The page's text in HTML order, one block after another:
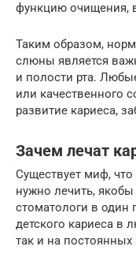
функцию очищения,
Таким образом,
слюны является
и полости рта.
или качественного
развитие кариеса,
Зачем лечат
Существует миф,
нужно лечить,
стоматологи в один
детского кариеса в
так и на постоянных